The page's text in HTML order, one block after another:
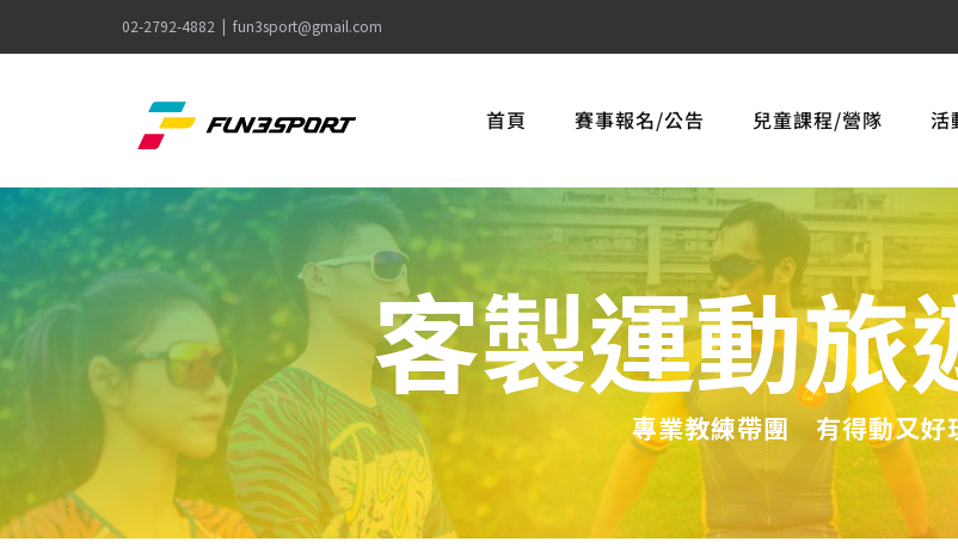
to
02-2792-4882 | fun3sport@gmail.com
首頁 賽事報名/公告 兒童課程/營隊 活
客製運動旅
專業教練帶團 有得動又好